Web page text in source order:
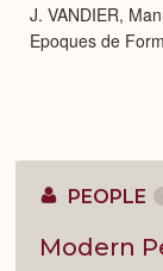
J. VANDIER,
Epoques de
PEOPLE
Modern